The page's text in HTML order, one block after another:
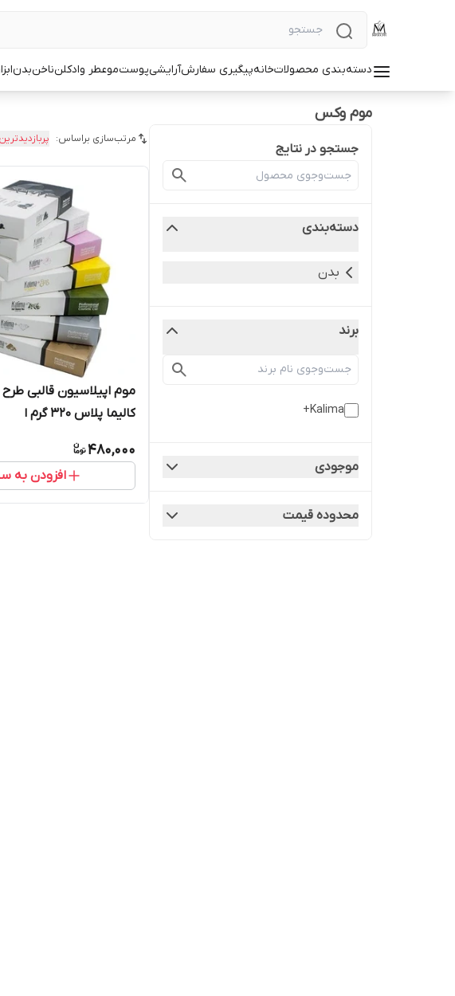
دسته‌بندی محصولاتخانهپیگیری سفارشآرایشیپوستموعطر وادکلنناخنبدن
موم وکس
جستجو در نتایج
دسته‌بندی
بدن
برند
Kalima+
موجودی
محدوده قیمت
مرتب‌سازی براساس: پربازدیدترین
موم اپیلاسیون قالبی
کالیما پلاس 320 گرم ا
480,000
افزودن به